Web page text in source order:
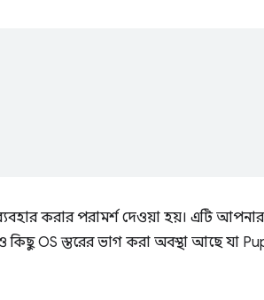
করার পরামর্শ দেওয়া হয়। এটি আপনার
OS স্তরের ভাগ করা অবস্থা আছে যা